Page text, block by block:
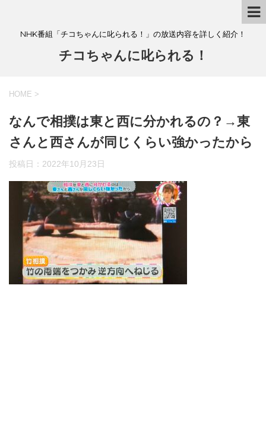
NHK番組「チコちゃんに叱られる！」の放送内容を詳しく紹介！
チコちゃんに叱られる！
HOME >
なんで相撲は東と西に分かれるの？→東
さんと西さんが同じくらい強かったから
投稿日： 2022年10月23日